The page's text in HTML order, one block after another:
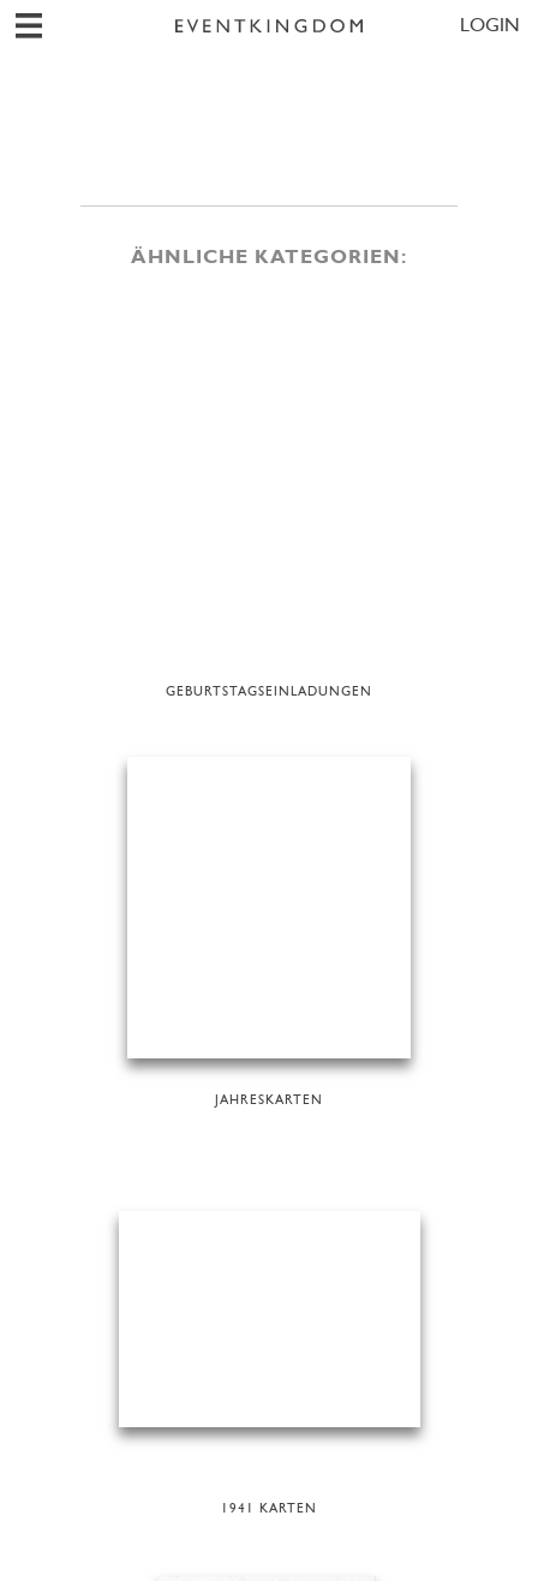
LOGIN
ÄHNLICHE KATEGORIEN:
GEBURTSTAGSEINLADUNGEN
JAHRESKARTEN
1941 KARTEN